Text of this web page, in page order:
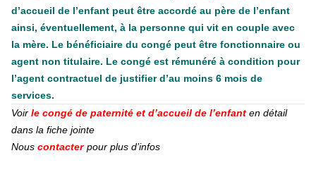
d’accueil de l’enfant peut être accordé au père de l’enfant
ainsi, éventuellement, à la personne qui vit en couple avec
la mère. Le bénéficiaire du congé peut être fonctionnaire ou
agent non titulaire. Le congé est rémunéré à condition pour
l’agent contractuel de justifier d’au moins 6 mois de
services.
Voir le congé de paternité et d’accueil de l’enfant en détail
dans la fiche jointe
Nous contacter pour plus d’infos